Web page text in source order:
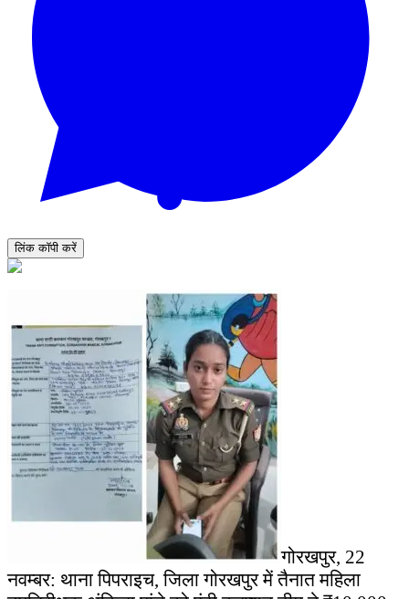
लिंक कॉपी करें
गोरखपुर, 22
नवम्बर: थाना पिपराइच, जिला गोरखपुर में तैनात महिला